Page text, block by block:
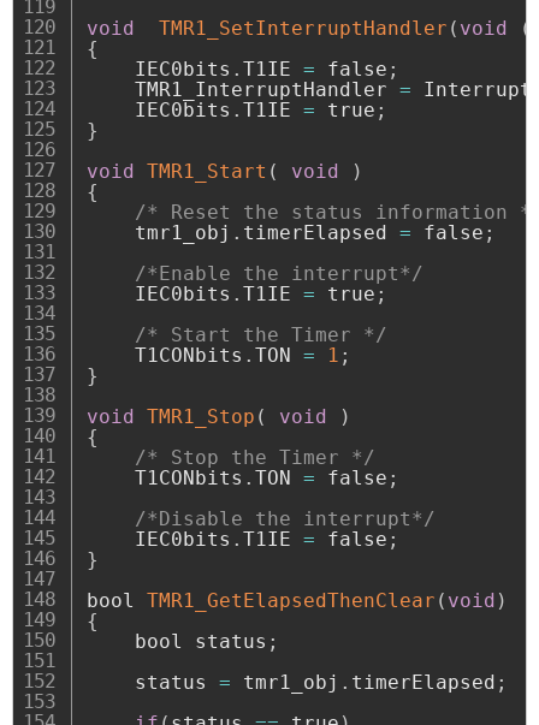
void
TMR1_SetInterruptHandler ( void (
{
    IEC0bits
. T1IE = false ;
    TMR1_InterruptHandler
=
    IEC0bits
. T1IE = true ;
}
void
TMR1_Start ( void
)
{
/* Reset the status information
    tmr1_obj
. timerElapsed = false ;
/*Enable the interrupt*/
    IEC0bits
. T1IE = true ;
/* Start the Timer */
    T1CONbits
. TON = 1 ;
}
void
TMR1_Stop ( void
)
{
/* Stop the Timer */
    T1CONbits
. TON = false ;
/*Disable the interrupt*/
    IEC0bits
. T1IE = false ;
}
bool TMR1_GetElapsedThenClear ( void )
{
    bool status
;
    status
= tmr1_obj . timerElapsed ;